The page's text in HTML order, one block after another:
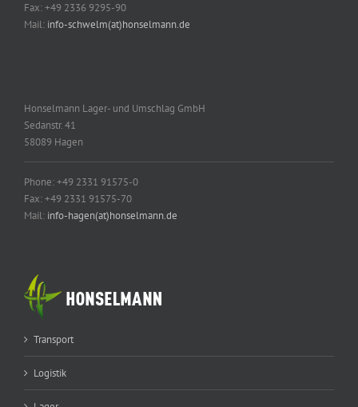
Fax: +49 2336 9295-90
Mail: info-schwelm(at)honselmann.de
Honselmann Lager- und Umschlag GmbH
Sedanstr. 41
58089 Hagen
Phone: +49 2331 91575-0
Fax: +49 2331 91575-70
Mail: info-hagen(at)honselmann.de
Transport
Logistik